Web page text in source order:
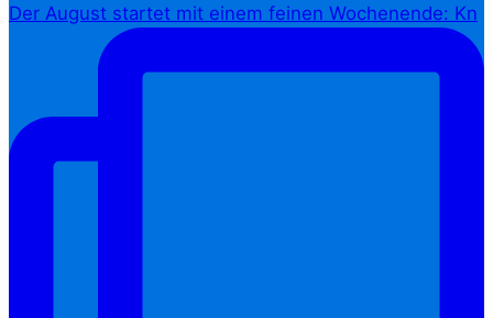
Der August startet mit einem feinen Wochenende: Kn